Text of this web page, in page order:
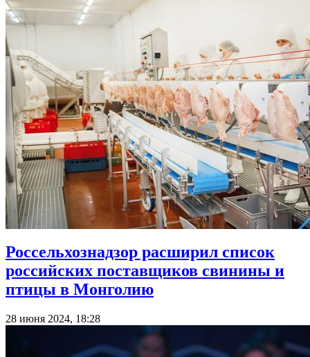
Россельхознадзор расширил список
российских поставщиков свинины и
птицы в Монголию
28 июня 2024, 18:28